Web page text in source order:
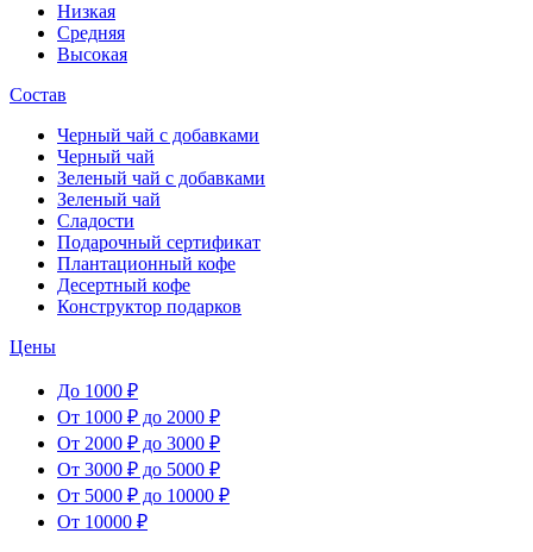
Низкая
Средняя
Высокая
Состав
Черный чай с добавками
Черный чай
Зеленый чай с добавками
Зеленый чай
Сладости
Подарочный сертификат
Плантационный кофе
Десертный кофе
Конструктор подарков
Цены
До 1000 ₽
От 1000 ₽ до 2000 ₽
От 2000 ₽ до 3000 ₽
От 3000 ₽ до 5000 ₽
От 5000 ₽ до 10000 ₽
От 10000 ₽